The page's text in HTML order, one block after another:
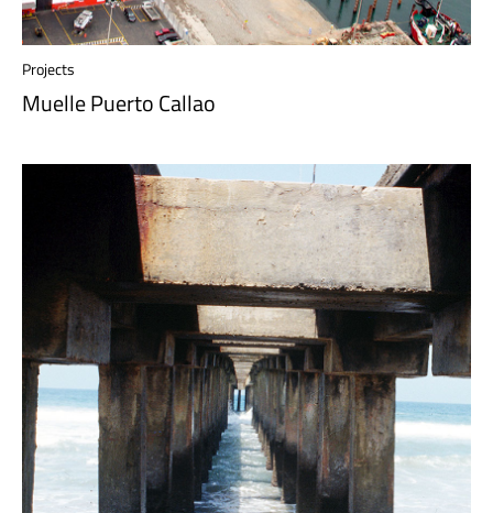
Projects
Muelle Puerto Callao